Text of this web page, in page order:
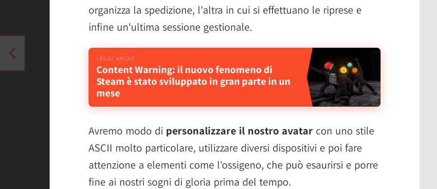
organizza la spedizione, l'altra in cui si effettuano le riprese e
infine un'ultima sessione gestionale.
Content Warning: il nuovo fenomeno di
Steam è stato sviluppato in gran parte in un
mese
Avremo modo di personalizzare il nostro avatar con uno stile
ASCII molto particolare, utilizzare diversi dispositivi e poi fare
attenzione a elementi come l'ossigeno, che può esaurirsi e porre
fine ai nostri sogni di gloria prima del tempo.